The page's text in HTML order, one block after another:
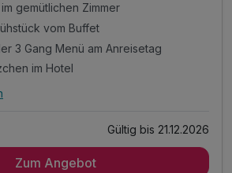
gemütlichen Zimmer
vom Buffet
3 Gang Menü am Anreisetag
im Hotel
vom Buffet
Gültig bis 21.12.2026
Zum Angebot